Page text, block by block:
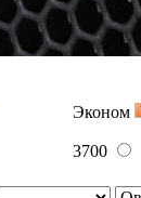
Эконом
3700